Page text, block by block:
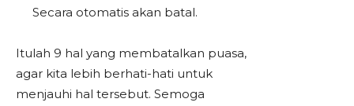
Secara otomatis akan batal.
Itulah 9 hal yang membatalkan puasa,
agar kita lebih berhati-hati untuk
menjauhi hal tersebut. Semoga